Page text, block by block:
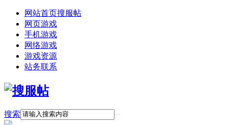
网站首页搜服帖
网页游戏
手机游戏
网络游戏
游戏资源
站务联系
搜索